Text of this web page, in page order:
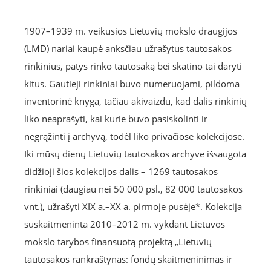
1907–1939 m. veikusios Lietuvių mokslo draugijos
(LMD) nariai kaupė anksčiau užrašytus tautosakos
rinkinius, patys rinko tautosaką bei skatino tai daryti
kitus. Gautieji rinkiniai buvo numeruojami, pildoma
inventorinė knyga, tačiau akivaizdu, kad dalis rinkinių
liko neaprašyti, kai kurie buvo pasiskolinti ir
negrąžinti į archyvą, todėl liko privačiose kolekcijose.
Iki mūsų dienų Lietuvių tautosakos archyve išsaugota
didžioji šios kolekcijos dalis – 1269 tautosakos
rinkiniai (daugiau nei 50 000 psl., 82 000 tautosakos
vnt.), užrašyti XIX a.–XX a. pirmoje pusėje*. Kolekcija
suskaitmeninta 2010–2012 m. vykdant Lietuvos
mokslo tarybos finansuotą projektą „Lietuvių
tautosakos rankraštynas: fondų skaitmeninimas ir